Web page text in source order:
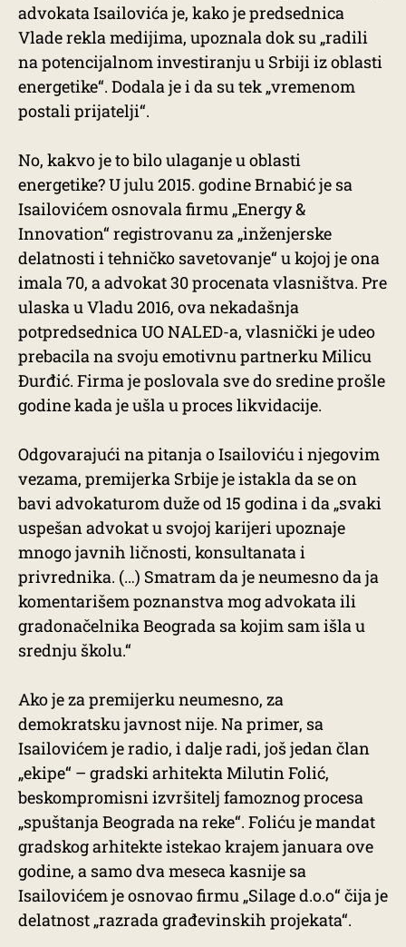
advokata Isailovića je, kako je predsednica
Vlade rekla medijima, upoznala dok su „radili
na potencijalnom investiranju u Srbiji iz oblasti
energetike“. Dodala je i da su tek „vremenom
postali prijatelji“.
No, kakvo je to bilo ulaganje u oblasti
energetike? U julu 2015. godine Brnabić je sa
Isailovićem osnovala firmu „Energy &
Innovation“ registrovanu za „inženjerske
delatnosti i tehničko savetovanje“ u kojoj je ona
imala 70, a advokat 30 procenata vlasništva. Pre
ulaska u Vladu 2016, ova nekadašnja
potpredsednica UO NALED-a, vlasnički je udeo
prebacila na svoju emotivnu partnerku Milicu
Đurđić. Firma je poslovala sve do sredine prošle
godine kada je ušla u proces likvidacije.
Odgovarajući na pitanja o Isailoviću i njegovim
vezama, premijerka Srbije je istakla da se on
bavi advokaturom duže od 15 godina i da „svaki
uspešan advokat u svojoj karijeri upoznaje
mnogo javnih ličnosti, konsultanata i
privrednika. (…) Smatram da je neumesno da ja
komentarišem poznanstva mog advokata ili
gradonačelnika Beograda sa kojim sam išla u
srednju školu.“
Ako je za premijerku neumesno, za
demokratsku javnost nije. Na primer, sa
Isailovićem je radio, i dalje radi, još jedan član
„ekipe“ – gradski arhitekta Milutin Folić,
beskompromisni izvršitelj famoznog procesa
„spuštanja Beograda na reke“. Foliću je mandat
gradskog arhitekte istekao krajem januara ove
godine, a samo dva meseca kasnije sa
Isailovićem je osnovao firmu „Silage d.o.o“ čija je
delatnost „razrada građevinskih projekata“.